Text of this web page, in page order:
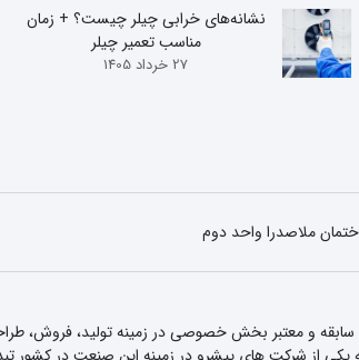
نشانه‌های خرابی چیلر چیست؟ + زمان
مناسب تعمیر چیلر
27 خرداد 1405
سابقه و معتبر بخش خصوصی در زمینه تولید، فروش،